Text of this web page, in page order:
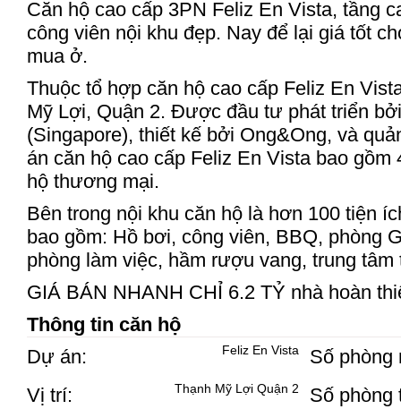
Căn hộ cao cấp 3PN Feliz En Vista, tầng
công viên nội khu đẹp. Nay để lại giá tốt
mua ở.
Thuộc tổ hợp căn hộ cao cấp Feliz En
Mỹ Lợi, Quận 2. Được đầu tư phát triển
(Singapore), thiết kế bởi Ong&Ong, và
án căn hộ cao cấp Feliz En Vista bao gồm
hộ thương mại.
Bên trong nội khu căn hộ là hơn 100 tiện
bao gồm: Hồ bơi, công viên, BBQ, phòng
phòng làm việc, hầm rượu vang, trung
GIÁ BÁN NHANH CHỈ 6.2 TỶ nhà hoàn
Thông tin căn hộ
Dự án:
Feliz En Vista
Vị trí: Thạnh Mỹ Lợi Quận 2
Số phòng
Số phòng